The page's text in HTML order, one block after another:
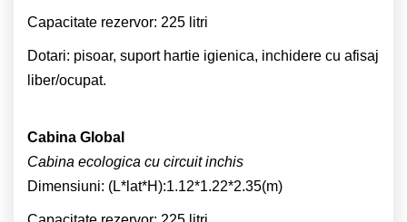
Capacitate rezervor: 225 litri
Dotari: pisoar, suport hartie igienica, inchidere cu afisaj
liber/ocupat.
Cabina Global
Cabina ecologica cu circuit inchis
Dimensiuni: (L*lat*H):1.12*1.22*2.35(m)